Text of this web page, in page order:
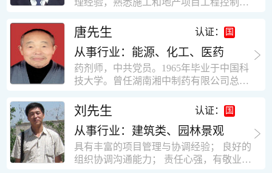
的字典中没有“放弃”，始终坚信只要努力
快掌握一种新事物的能力。我的格言：也
许我不是最好的，但我会做得更好。知识
面广泛，头脑灵活，思维开阔敏捷，极富
创新精神。
目经理、专业监理工程师等职。 管理过许
多各种结构的工业及民用建筑。1984年至
1986年就职于新疆乌鲁木齐铁路局劳动服
务公司建筑三工区任技术员。参于管理的
项目有：职工居乐部游艺楼，4000平方，
砖混结构。职工电教楼，8000平方，框架
方。1987至1981988年爱聘于郑州市荥阳
第二建筑公司，任郑州市天然气公司基地
建设项目施工员。该项目有15层办公楼及
裙楼一栋8000平方。框架结构。住宅楼4
栋16000平方，6层砖混结构。1989年至19
理经验，熟悉施工和地产项目工程控制要
意识，丰富的经营理念和管理手段，能独
立处理各种工程技术问题；具有较强的沟
通协调能力和组织管理能力； ? 近十多年
的房地产方面工作经验，现任职江苏雨润
农产品集团南昌公司副总经理兼工程总工
识，能够合理高效的做好企业内部管理和
人员结构调整；具有大型工程及房地产公
司管理经验，以及公关的能力和商务谈判
能力。 ? 自认为是个有良好职业道德、有
责任心、有敬业精神，能承受巨大工作压
力的职业经理人！……
唐先生 认证：
从事行业：能源、化工、医药
药剂师，中共党员。1965年毕业于中国科
技大学。曾任湖南湘中制药有限公司总工
员、理事。高级工程师，执业药师，中国
药学会高级会员。享受国务院津贴专家。
丙戊酸镁缓释片及其制备工艺国家发明专
利人。
刘先生 认证：
从事行业：建筑类、园林景观
具有丰富的项目管理与协调经验； 良好的
组织协调沟通能力； 责任心强，有敬业创